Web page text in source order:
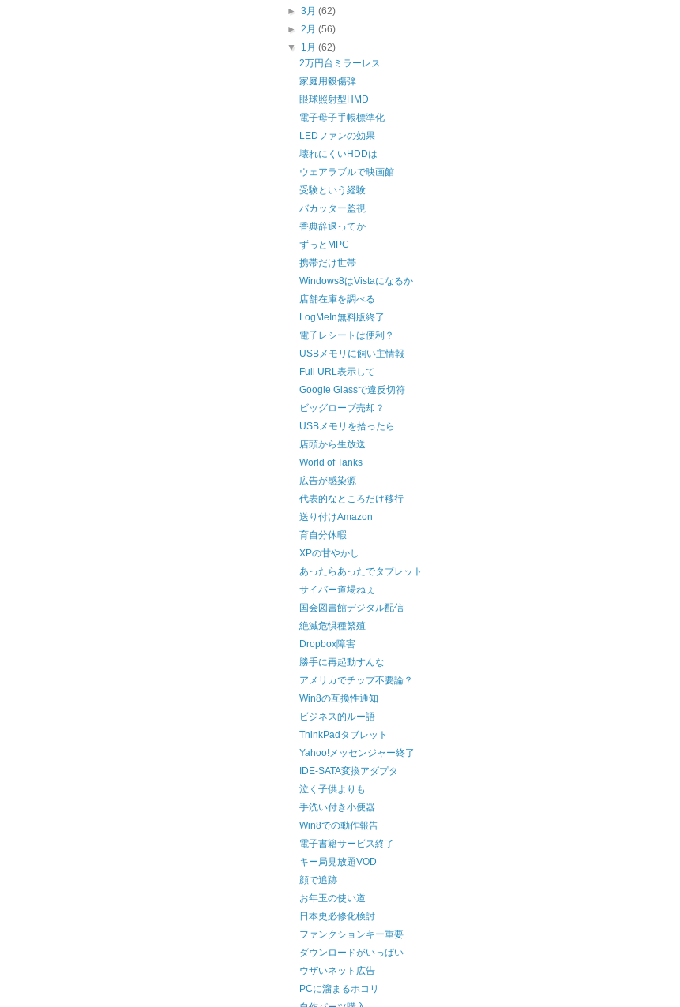
►3月(62)
►2月(56)
▼ 1月(62)
2万円台ミラーレス
家庭用殺傷弾
眼球照射型HMD
電子母子手帳標準化
LEDファンの効果
壊れにくいHDDは
ウェアラブルで映画館
受験という経験
バカッター監視
香典辞退ってか
ずっとMPC
携帯だけ世帯
Windows8はVistaになるか
店舗在庫を調べる
LogMeIn無料版終了
電子レシートは便利？
USBメモリに飼い主情報
Full URL表示して
Google Glassで違反切符
ビッグローブ売却？
USBメモリを拾ったら
店頭から生放送
World of Tanks
広告が感染源
代表的なところだけ移行
送り付けAmazon
育自分休暇
XPの甘やかし
あったらあったでタブレット
サイバー道場ねぇ
国会図書館デジタル配信
絶滅危惧種繁殖
Dropbox障害
勝手に再起動すんな
アメリカでチップ不要論？
Win8の互換性通知
ビジネス的ルー語
ThinkPadタブレット
Yahoo!メッセンジャー終了
IDE-SATA変換アダプタ
泣く子供よりも…
手洗い付き小便器
Win8での動作報告
電子書籍サービス終了
キー局見放題VOD
顔で追跡
お年玉の使い道
日本史必修化検討
ファンクションキー重要
ダウンロードがいっぱい
ウザいネット広告
PCに溜まるホコリ